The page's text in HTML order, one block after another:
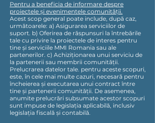
Pentru a beneficia de informare despre
proiectele și evenimentele comunității.
Acest scop general poate include, după caz,
următoarele: a) Asigurarea serviciilor de
suport. b) Oferirea de răspunsuri la întrebările
tale cu privire la proiectele de interes pentru
tine și serviciile MMI Romania sau ale
partenerilor. c) Achiziționarea unui serviciu de
la partenerii sau membrii comunității.
Prelucrarea datelor tale. pentru aceste scopuri,
este, în cele mai multe cazuri, necesară pentru
încheierea și executarea unui contract între
tine și partenerii comunității. De asemenea,
anumite prelucrări subsumate acestor scopuri
sunt impuse de legislația aplicabilă, inclusiv
legislația fiscală și contabilă.